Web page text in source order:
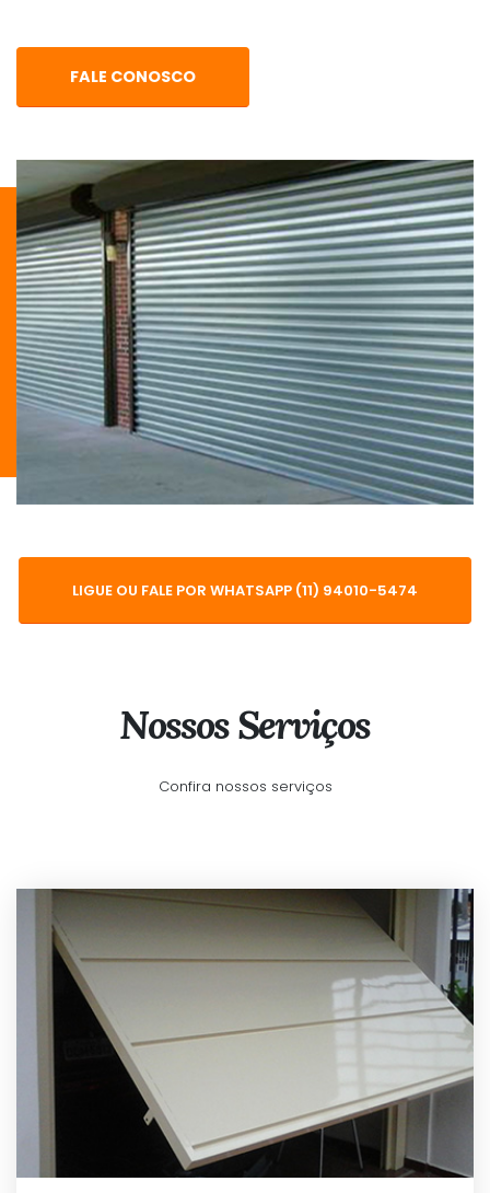
FALE CONOSCO
LIGUE OU FALE POR WHATSAPP (11) 94010-5474
Nossos Serviços
Confira nossos serviços